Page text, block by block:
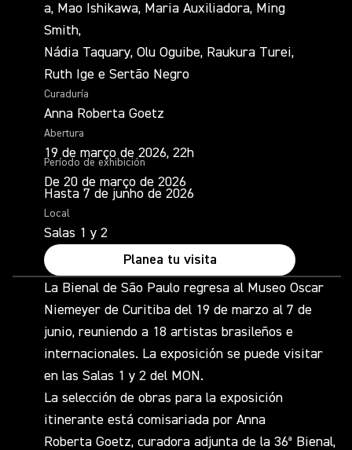
La Bienal de São Paulo regresa al Museo Oscar
Niemeyer de Curitiba del 19 de marzo al 7 de
junio, reuniendo a 18 artistas brasileños e
internacionales. La exposición se puede visitar
en las Salas 1 y 2 del MON.
La selección de obras para la exposición
itinerante está comisariada por Anna
Roberta Goetz, curadora adjunta de la 36ª Bienal,
a, Mao Ishikawa, Maria Auxiliadora, Ming
Smith,
Nádia Taquary, Olu Oguibe, Raukura Turei,
Ruth Ige e Sertão Negro
Curaduría
Anna Roberta Goetz
Abertura
19 de março de 2026, 22h
Período de exhibición
De 20 de março de 2026
Hasta 7 de junho de 2026
Local
Salas 1 y 2
Planea tu visita